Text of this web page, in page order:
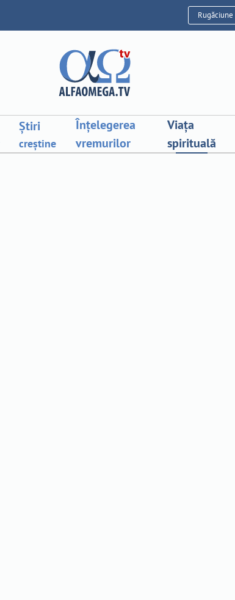
Rugăciune
Știri
creștine
Înțelegerea
vremurilor
Viața
spirituală